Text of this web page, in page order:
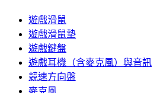
遊戲滑鼠
遊戲滑鼠墊
遊戲鍵盤
遊戲耳機（含麥克風）與音訊
競速方向盤
麥克風